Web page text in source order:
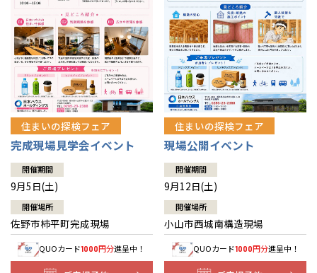
住まいの探検フェア
完成現場見学会イベント
開催期間
9月5日(土)
開催場所
佐野市柿平町完成現場
QUOカード1000円分進呈中！
住まいの探検フェア
現場公開イベント
開催期間
9月12日(土)
開催場所
小山市西城南構造現場
QUOカード1000円分進呈中！